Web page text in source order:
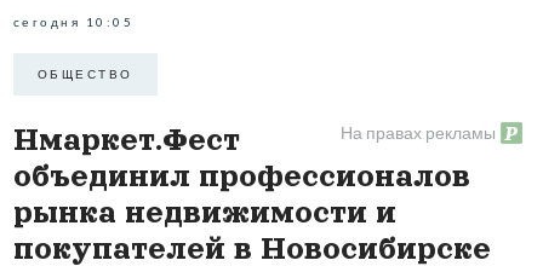
сегодня 10:05
ОБЩЕСТВО
На правах рекламы
Нмаркет.Фест
объединил профессионалов
рынка недвижимости и
покупателей в Новосибирске